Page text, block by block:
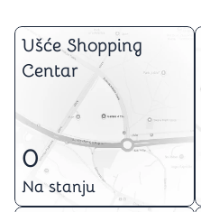
Ušće Shopping
Centar
0
Na stanju